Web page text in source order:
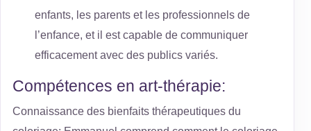
enfants, les parents et les professionnels de
l’enfance, et il est capable de communiquer
efficacement avec des publics variés.
Compétences en art-thérapie:
Connaissance des bienfaits thérapeutiques du